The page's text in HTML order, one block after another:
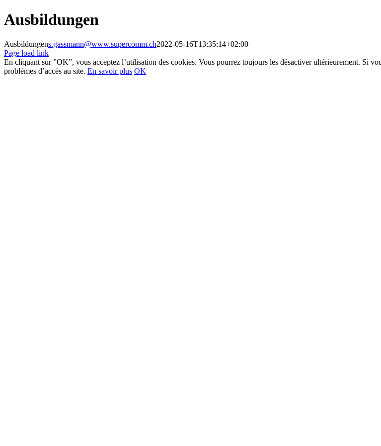
Skip
to
Ausbildungen
Ausbildungens.gassmann@www.supercomm.ch2022-05-16T13:35:14+02:00
Page load link
En cliquant sur ”OK”, vous acceptez l’utilisation des cookies. Vous pourrez toujours les désactiver ultérieurement. Si
problèmes d’accès au site. En savoir plus OK